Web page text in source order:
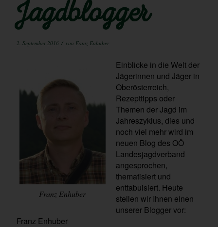
Jagdblogger
2. September 2016 / von Franz Enhuber
Franz Enhuber
Einblicke in die Welt der
Jägerinnen und Jäger in
Oberösterreich,
Rezepttipps oder
Themen der Jagd im
Jahreszyklus, dies und
noch viel mehr wird im
neuen Blog des OÖ
Landesjagdverband
angesprochen,
thematisiert und
enttabuisiert. Heute
stellen wir Ihnen einen
unserer Blogger vor:
Franz Enhuber